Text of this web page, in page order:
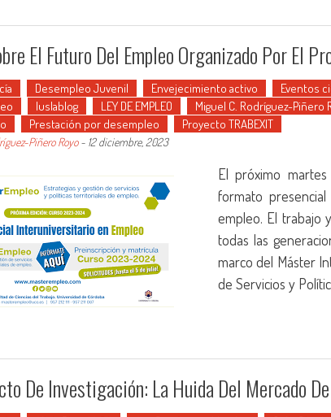
El Futuro Del Empleo Organizado Por El
Desempleo Juvenil Envejecimiento activo Eventos
Iuslablog LEY DE EMPLEO Miguel C. Rodríguez-Piñero
Prestación por desempleo Proyecto TRABEXIT
Piñero Royo- 12 diciembre, 2023
El próximo
formato
empleo. El trabajo
todas las
marco del Máster
de Servicios y
De Investigación: La Huida Del Mercado